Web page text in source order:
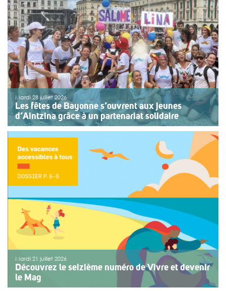
Mardi 28 juillet 2026
Les fêtes de Bayonne s’ouvrent aux jeunes
d’Aintzina grâce à un partenariat solidaire
Une organisation collective au service de l’inclusion
Depuis sept ans, l’association ouvre le premier jour des
fêtes de Bayonne à une structure accompagnant des
enfants ou des adolescents en situation de handicap
ou de fragilité. Cette année, le choix […]
>>Lire la suite
Mardi 21 juillet 2026
Découvrez le seizième numéro de Vivre et devenir
le Mag